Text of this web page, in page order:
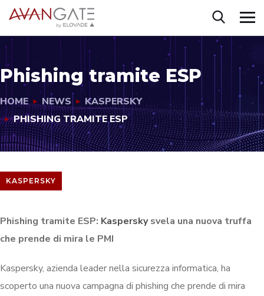
Phishing tramite ESP
HOME NEWS
KASPERSKY
PHISHING TRAMITE ESP
KASPERSKY
Phishing tramite ESP: Kasperskysvela una nuova truffa
che prende di mira le PMI
Kaspersky, azienda leader nella sicurezza informatica, ha
scoperto una nuova campagna di phishing che prende di mira